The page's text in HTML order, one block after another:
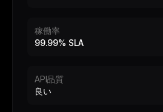
稼働率
99.99% SLA
API品質
良い